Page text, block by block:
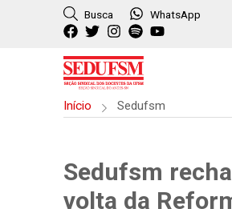
Busca WhatsApp
Início Sedufsm
Sedufsm
volta da